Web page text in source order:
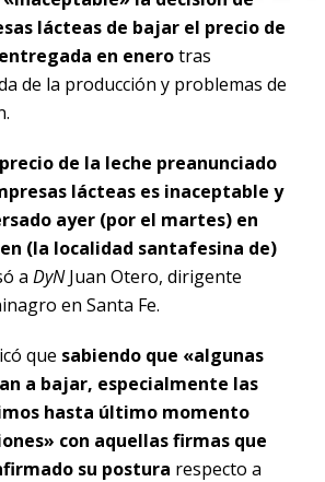
lácteas de bajar el precio de
en enerotras
de la producción y problemas de
de la leche preanunciado
lácteas es inaceptable y
ayer (por el martes) en
(la localidad santafesina de)
a DyNJuan Otero, dirigente
en Santa Fe.
que sabiendo que «algunas
a bajar, especialmente las
hasta último momento
con aquellas firmas que
su postura respecto a